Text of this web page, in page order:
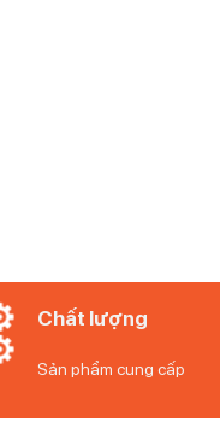
Chất lượng
Sản phẩm cung cấp